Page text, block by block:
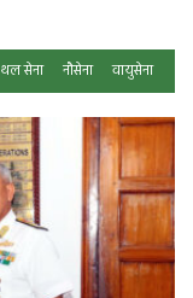
थल सेना नौसेना वायुसेना